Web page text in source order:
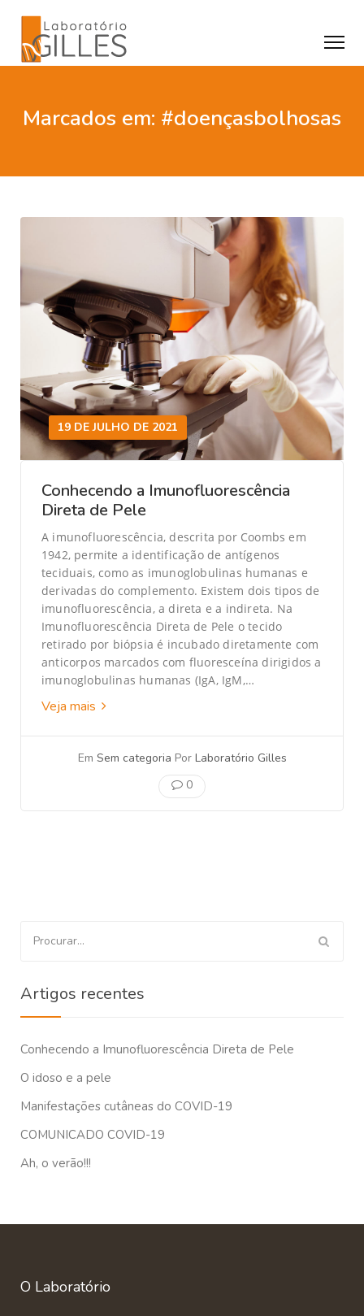
Marcados em: #doençasbolhosas
19 DE JULHO DE 2021
Conhecendo a Imunofluorescência
Direta de Pele
A imunofluorescência, descrita por Coombs em
1942, permite a identificação de antígenos
teciduais, como as imunoglobulinas humanas e
derivadas do complemento. Existem dois tipos de
imunofluorescência, a direta e a indireta. Na
Imunofluorescência Direta de Pele o tecido
retirado por biópsia é incubado diretamente com
anticorpos marcados com fluoresceína dirigidos a
imunoglobulinas humanas (IgA, IgM,…
Veja mais
Em Sem categoria Por Laboratório Gilles
0
por:
Artigos recentes
Conhecendo a Imunofluorescência Direta de Pele
O idoso e a pele
Manifestações cutâneas do COVID-19
COMUNICADO COVID-19
Ah, o verão!!!
O Laboratório